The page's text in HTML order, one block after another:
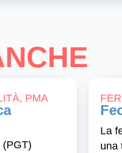
, PMA
(PGT)
La
una